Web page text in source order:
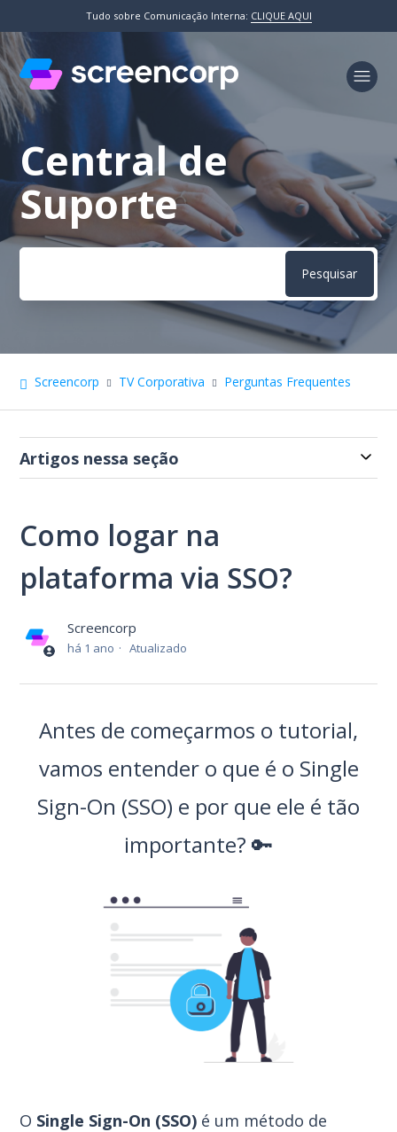
Tudo sobre Comunicação Interna: CLIQUE AQUI
Pesquisa
Central de
Suporte
Screencorp TV Corporativa Perguntas Frequentes
Artigos nessa seção
Como logar na
plataforma via SSO?
Screencorp
há 1 ano Atualizado
Antes de começarmos o tutorial,
vamos entender o que é o Single
Sign-On (SSO) e por que ele é tão
importante? 🔑
O Single Sign-On (SSO) é um método de